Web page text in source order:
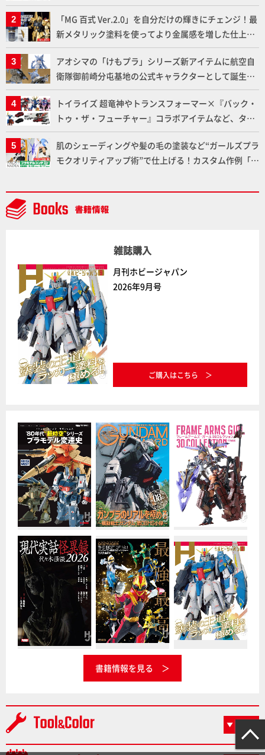
下ろしでご紹介!!さらに「大鉄人17」＆「ワンエイ
ト」セット情報もお届け！【超合金の魂】
「MG 百式 Ver.2.0」を自分だけの輝きにチェンジ！最
新メタリック塗料を使ってより金属感を増した仕上が
りに!!【試し読み】
アオシマの「けもプラ」シリーズ新アイテムに航空自
衛隊御前崎分屯基地の公式キャラクターとして誕生し
た「おまねこ」が着任！けもプラ公式サイト限定版と
通常版の2ラインで発売！
トイライズ 超竜神やトランスフォーマー×『バック・
トゥ・ザ・フューチャー』コラボアイテムなど、タカ
ラトミーの注目アイテムをチェック!!【タカラトミー
NEWITEM】
肌のシェーディングや髪の毛の塗装など“ガールズプラ
モクオリティアップ術”で仕上げる！カスタム作例「白
デルコンテスト」～8月17日（月）11:59まで応募受付
中】
雑誌購入
月刊ホビージャパン
2026年9月号
ご購入はこちら
書籍情報を見る